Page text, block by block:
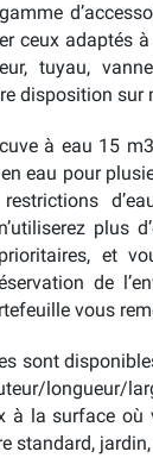
ceux adaptés
tuyau,
disposition sur
à eau 15
eau pour
plus
et
de
vous
sont
à la surface où
standard,